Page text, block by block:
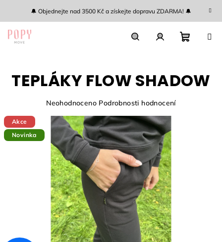
obsah
🔔 Objednejte nad 3500 Kč a získejte dopravu ZDARMA! 🔔
košík
TEPLÁKY FLOW SHADOW
Průměrné
produktu
0,0
hvězdiček.
Neohodnoceno Podrobnosti hodnocení
Akce
Novinka